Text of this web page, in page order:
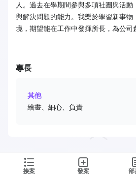
接案 發案 部
人。過去在學期間參與多項社團與活動
與解決問題的能力。我樂於學習新事物
境，期望能在工作中發揮所長，為公司
專長
其他
繪畫、細心、負責